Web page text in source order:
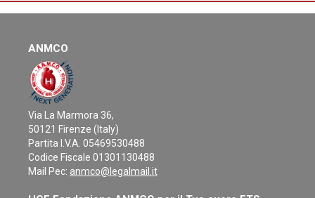
ANMCO
Via La Marmora 36,
50121 Firenze (Italy)
Partita I.V.A. 05469530488
Codice Fiscale 01301130488
Mail Pec: anmco@legalmail.it